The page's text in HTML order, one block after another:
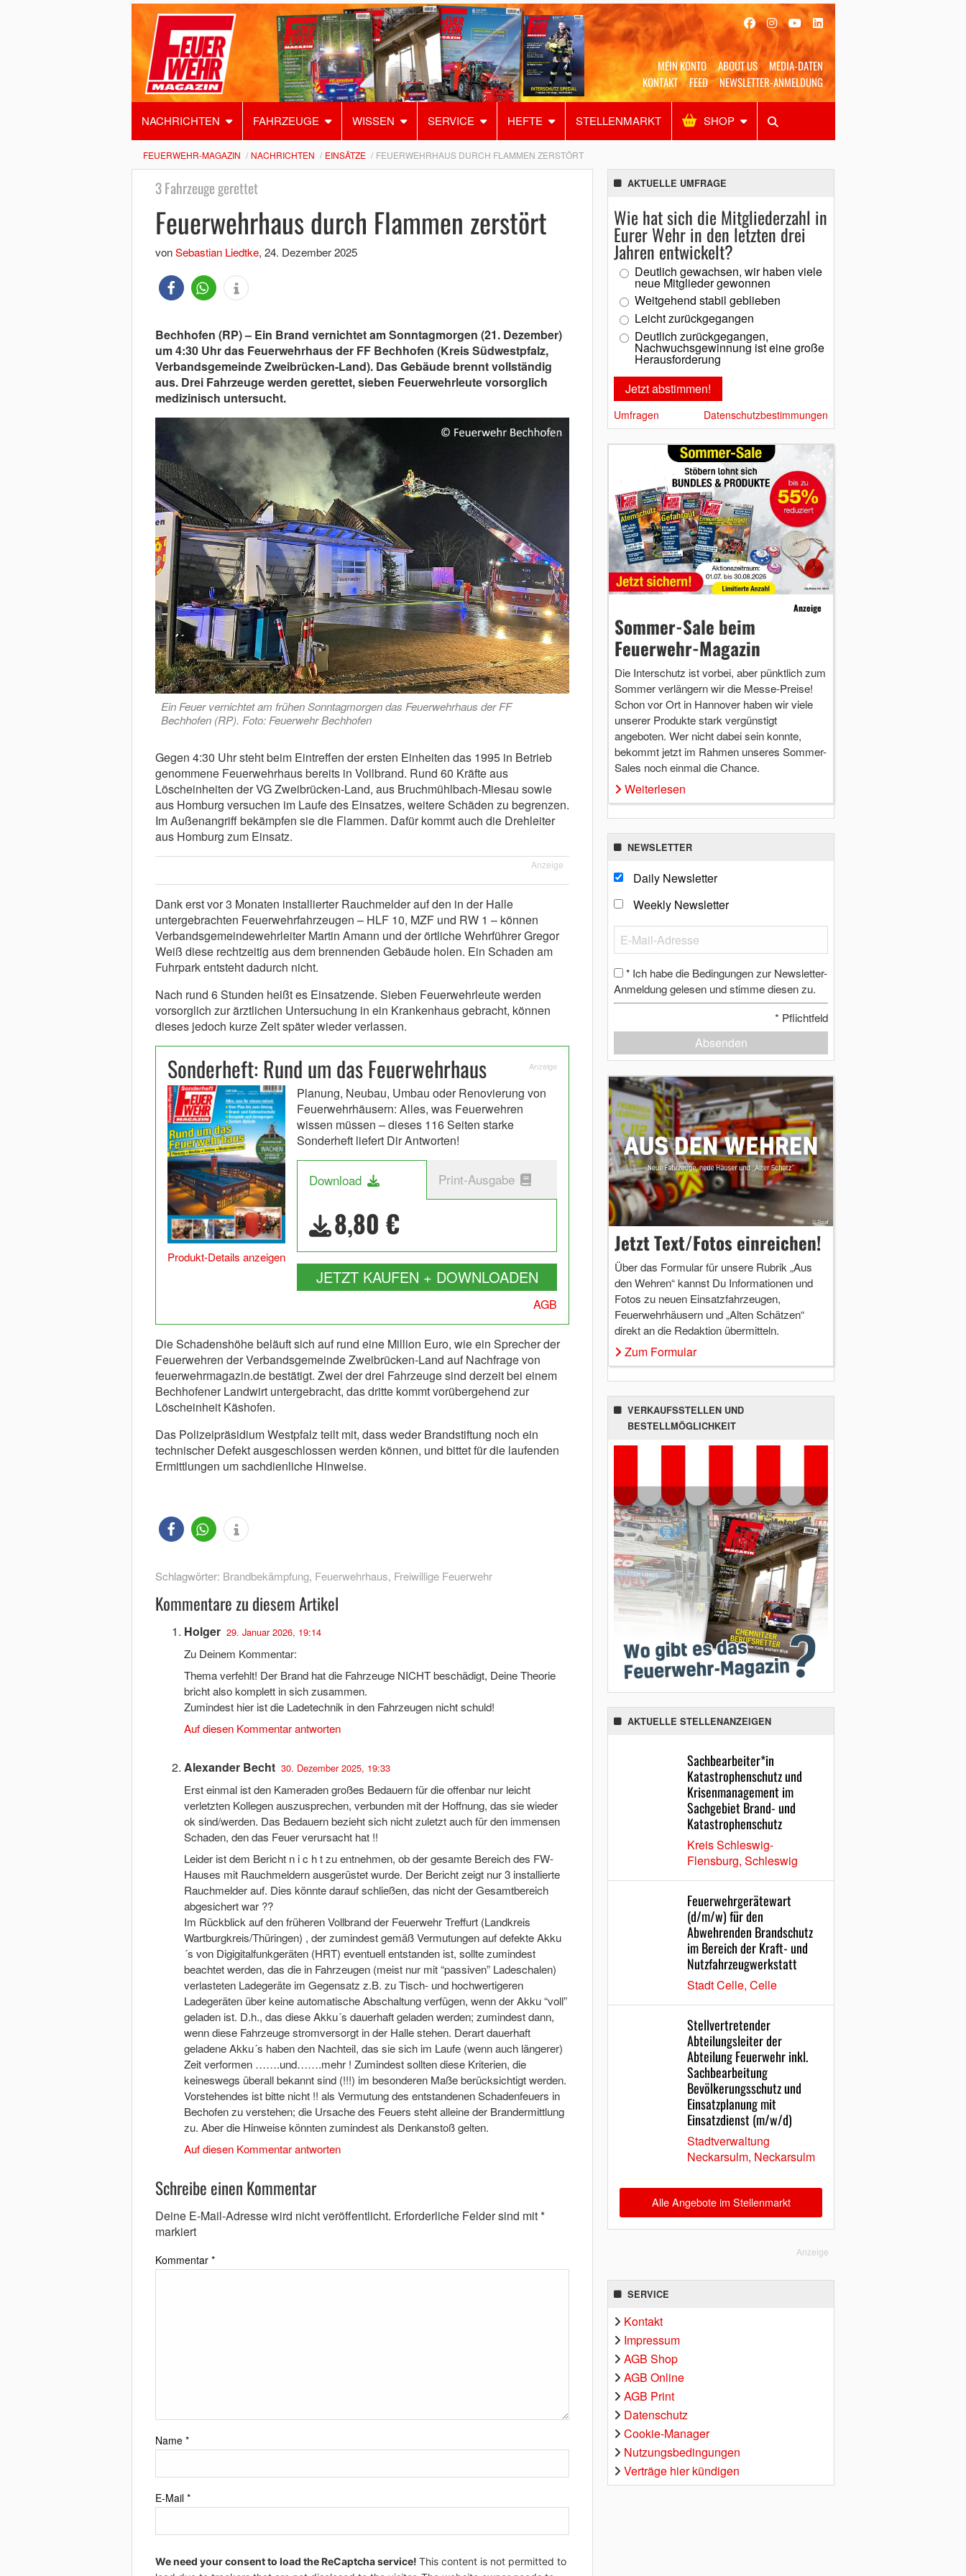
MEIN KONTO ABOUT US
MEDIA-DATEN
KONTAKT
FEED NEWSLETTER-ANMELDUNG
NACHRICHTEN FAHRZEUGE WISSEN SERVICE HEFTE STELLENMARKT SHOP
Alles Shop SUCHEN
FEUERWEHR-MAGAZIN NACHRICHTEN EINSÄTZE FEUERWEHRHAUS DURCH FLAMMEN ZERSTÖRT
3 Fahrzeuge gerettet
Feuerwehrhaus durch Flammen zerstört
vonSebastian Liedtke, 24. Dezember 2025
Bechhofen (RP) – Ein Brand vernichtet am Sonntagmorgen (21. Dezember)
um 4:30 Uhr das Feuerwehrhaus der FF Bechhofen (Kreis Südwestpfalz,
Verbandsgemeinde Zweibrücken-Land). Das Gebäude brennt vollständig
aus. Drei Fahrzeuge werden gerettet, sieben Feuerwehrleute vorsorglich
medizinisch untersucht.
Ein Feuer vernichtet am frühen Sonntagmorgen das Feuerwehrhaus der FF
Bechhofen (RP). Foto: Feuerwehr Bechhofen
Gegen 4:30 Uhr steht beim Eintreffen der ersten Einheiten das 1995 in Betrieb
genommene Feuerwehrhaus bereits in Vollbrand. Rund 60 Kräfte aus
Löscheinheiten der VG Zweibrücken-Land, aus Bruchmühlbach-Miesau sowie
aus Homburg versuchen im Laufe des Einsatzes, weitere Schäden zu begrenzen.
Im Außenangriff bekämpfen sie die Flammen. Dafür kommt auch die Drehleiter
aus Homburg zum Einsatz.
Anzeige
Dank erst vor 3 Monaten installierter Rauchmelder auf den in der Halle
untergebrachten Feuerwehrfahrzeugen – HLF 10, MZF und RW 1 – können
Verbandsgemeindewehrleiter Martin Amann und der örtliche Wehrführer Gregor
Weiß diese rechtzeitig aus dem brennenden Gebäude holen. Ein Schaden am
Fuhrpark entsteht dadurch nicht.
Nach rund 6 Stunden heißt es Einsatzende. Sieben Feuerwehrleute werden
vorsorglich zur ärztlichen Untersuchung in ein Krankenhaus gebracht, können
dieses jedoch kurze Zeit später wieder verlassen.
Sonderheft: Rund um das Feuerwehrhaus Anzeige
Produkt-Details anzeigen
Planung, Neubau, Umbau oder Renovierung von
Feuerwehrhäusern: Alles, was Feuerwehren
wissen müssen – dieses 116 Seiten starke
Sonderheft liefert Dir Antworten!
Download Print-Ausgabe
8,80 €
JETZT KAUFEN + DOWNLOADEN
AGB
Die Schadenshöhe beläuft sich auf rund eine Million Euro, wie ein Sprecher der
Feuerwehren der Verbandsgemeinde Zweibrücken-Land auf Nachfrage von
feuerwehrmagazin.de bestätigt. Zwei der drei Fahrzeuge sind derzeit bei einem
Bechhofener Landwirt untergebracht, das dritte kommt vorübergehend zur
Löscheinheit Käshofen.
Das Polizeipräsidium Westpfalz teilt mit, dass weder Brandstiftung noch ein
technischer Defekt ausgeschlossen werden können, und bittet für die laufenden
Ermittlungen um sachdienliche Hinweise.
Schlagwörter: Brandbekämpfung, Feuerwehrhaus, Freiwillige Feuerwehr
Kommentare zu diesem Artikel
Holger 29. Januar 2026, 19:14
Zu Deinem Kommentar:
Thema verfehlt! Der Brand hat die Fahrzeuge NICHT beschädigt, Deine Theorie
bricht also komplett in sich zusammen.
Zumindest hier ist die Ladetechnik in den Fahrzeugen nicht schuld!
Auf diesen Kommentar antworten
Alexander Becht 30. Dezember 2025, 19:33
Erst einmal ist den Kameraden großes Bedauern für die offenbar nur leicht
verletzten Kollegen auszusprechen, verbunden mit der Hoffnung, das sie wieder
ok sind/werden. Das Bedauern bezieht sich nicht zuletzt auch für den immensen
Schaden, den das Feuer verursacht hat !!
Leider ist dem Bericht n i c h t zu entnehmen, ob der gesamte Bereich des FW-
Hauses mit Rauchmeldern ausgerüstet wurde. Der Bericht zeigt nur 3 installierte
Rauchmelder auf. Dies könnte darauf schließen, das nicht der Gesamtbereich
abgesichert war ??
Im Rückblick auf den früheren Vollbrand der Feuerwehr Treffurt (Landkreis
Wartburgkreis/Thüringen) , der zumindest gemäß Vermutungen auf defekte Akku
´s von Digigitalfunkgeräten (HRT) eventuell entstanden ist, sollte zumindest
beachtet werden, das die in Fahrzeugen (meist nur mit “passiven” Ladeschalen)
verlasteten Ladegeräte im Gegensatz z.B. zu Tisch- und hochwertigeren
Ladegeräten über keine automatische Abschaltung verfügen, wenn der Akku “voll”
geladen ist. D.h., das diese Akku´s dauerhaft geladen werden; zumindest dann,
wenn diese Fahrzeuge stromversorgt in der Halle stehen. Derart dauerhaft
geladene Akku´s haben den Nachteil, das sie sich im Laufe (wenn auch längerer)
Zeit verformen …….und…….mehr ! Zumindest sollten diese Kriterien, die
keineswegs überall bekannt sind (!!!) im besonderen Maße berücksichtigt werden.
Vorstehendes ist bitte nicht !! als Vermutung des entstandenen Schadenfeuers in
Bechofen zu verstehen; die Ursache des Feuers steht alleine der Brandermittlung
zu. Aber die Hinweise könnten zumindest als Denkanstoß gelten.
Auf diesen Kommentar antworten
Schreibe einen Kommentar
Deine E-Mail-Adresse wird nicht veröffentlicht. Erforderliche Felder sind mit*
markiert
Kommentar *
Name *
E-Mail *
We need your consent to load the ReCaptcha service! This content is not permitted to
AKTUELLE UMFRAGE
Wie hat sich die Mitgliederzahl in
Eurer Wehr in den letzten drei
Jahren entwickelt?
Deutlich gewachsen, wir haben viele
neue Mitglieder gewonnen
Weitgehend stabil geblieben
Leicht zurückgegangen
Deutlich zurückgegangen,
Nachwuchsgewinnung ist eine große
Herausforderung
Umfragen Datenschutzbestimmungen
Anzeige
Sommer-Sale beim
Feuerwehr-Magazin
Die Interschutz ist vorbei, aber pünktlich zum
Sommer verlängern wir die Messe-Preise!
Schon vor Ort in Hannover haben wir viele
unserer Produkte stark vergünstigt
angeboten. Wer nicht dabei sein konnte,
bekommt jetzt im Rahmen unseres Sommer-
Sales noch einmal die Chance.
Weiterlesen
NEWSLETTER
Daily Newsletter
Weekly Newsletter
* Ich habe die Bedingungen zur Newsletter-
Anmeldung gelesen und stimme diesen zu.
* Pflichtfeld
Absenden
Jetzt Text/Fotos einreichen!
Über das Formular für unsere Rubrik „Aus
den Wehren“ kannst Du Informationen und
Fotos zu neuen Einsatzfahrzeugen,
Feuerwehrhäusern und „Alten Schätzen“
direkt an die Redaktion übermitteln.
Zum Formular
VERKAUFSSTELLEN UND
BESTELLMÖGLICHKEIT
AKTUELLE STELLENANZEIGEN
Sachbearbeiter*in
Katastrophenschutz und
Krisenmanagement im
Sachgebiet Brand- und
Katastrophenschutz
Kreis Schleswig-
Flensburg, Schleswig
Feuerwehrgerätewart
(d/m/w) für den
Abwehrenden Brandschutz
im Bereich der Kraft- und
Nutzfahrzeugwerkstatt
Stadt Celle, Celle
Stellvertretender
Abteilungsleiter der
Abteilung Feuerwehr inkl.
Sachbearbeitung
Bevölkerungsschutz und
Einsatzplanung mit
Einsatzdienst (m/w/d)
Stadtverwaltung
Neckarsulm, Neckarsulm
Alle Angebote im Stellenmarkt
Anzeige
SERVICE
Kontakt
Impressum
AGB Shop
AGB Online
AGB Print
Datenschutz
Cookie-Manager
Nutzungsbedingungen
Verträge hier kündigen